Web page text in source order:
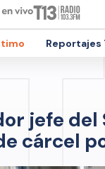
jefe del
cárcel